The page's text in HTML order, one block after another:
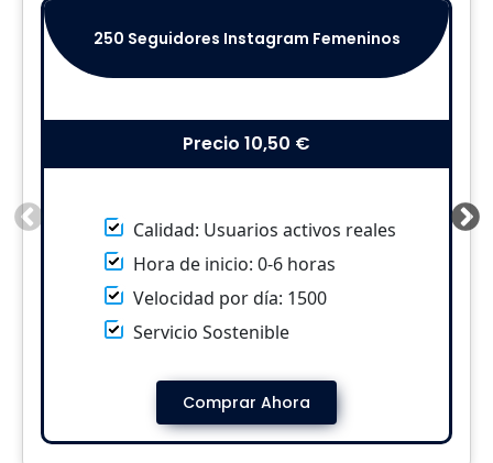
250 Seguidores Instagram Femeninos
Precio 10,50 €
Calidad: Usuarios activos reales
Hora de inicio: 0-6 horas
Velocidad por día: 1500
Servicio Sostenible
Comprar Ahora